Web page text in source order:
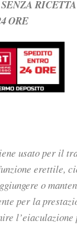
RICETTA
ORE
usato per il
erettile,
o
per la
l’eiaculazione